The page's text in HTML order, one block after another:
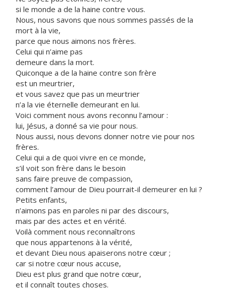
si le monde a de la haine contre vous.
Nous, nous savons que nous sommes passés de la
mort à la vie,
parce que nous aimons nos frères.
Celui qui n’aime pas
demeure dans la mort.
Quiconque a de la haine contre son frère
est un meurtrier,
et vous savez que pas un meurtrier
n’a la vie éternelle demeurant en lui.
Voici comment nous avons reconnu l’amour :
lui, Jésus, a donné sa vie pour nous.
Nous aussi, nous devons donner notre vie pour nos
frères.
Celui qui a de quoi vivre en ce monde,
s’il voit son frère dans le besoin
sans faire preuve de compassion,
comment l’amour de Dieu pourrait-il demeurer en lui ?
Petits enfants,
n’aimons pas en paroles ni par des discours,
mais par des actes et en vérité.
Voilà comment nous reconnaîtrons
que nous appartenons à la vérité,
et devant Dieu nous apaiserons notre cœur ;
car si notre cœur nous accuse,
Dieu est plus grand que notre cœur,
et il connaît toutes choses.